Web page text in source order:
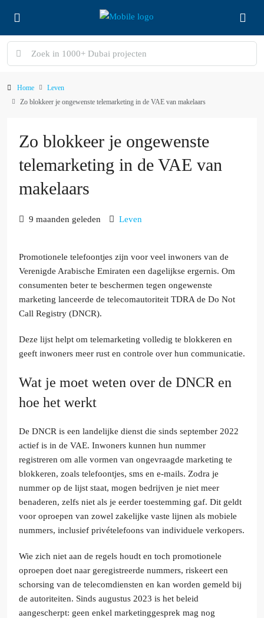
Home
Leven
Zo blokkeer je ongewenste telemarketing in de VAE van makelaars
Zo blokkeer je ongewenste
telemarketing in de VAE van
makelaars
9 maanden geleden Leven
Promotionele telefoontjes zijn voor veel inwoners van de
Verenigde Arabische Emiraten een dagelijkse ergernis. Om
consumenten beter te beschermen tegen ongewenste
marketing lanceerde de telecomautoriteit TDRA de Do Not
Call Registry (DNCR).
Deze lijst helpt om telemarketing volledig te blokkeren en
geeft inwoners meer rust en controle over hun communicatie.
Wat je moet weten over de DNCR en
hoe het werkt
De DNCR is een landelijke dienst die sinds september 2022
actief is in de VAE. Inwoners kunnen hun nummer
registreren om alle vormen van ongevraagde marketing te
blokkeren, zoals telefoontjes, sms en e-mails. Zodra je
nummer op de lijst staat, mogen bedrijven je niet meer
benaderen, zelfs niet als je eerder toestemming gaf. Dit geldt
voor oproepen van zowel zakelijke vaste lijnen als mobiele
nummers, inclusief privételefoons van individuele verkopers.
Wie zich niet aan de regels houdt en toch promotionele
oproepen doet naar geregistreerde nummers, riskeert een
schorsing van de telecomdiensten en kan worden gemeld bij
de autoriteiten. Sinds augustus 2023 is het beleid
aangescherpt: geen enkel marketinggesprek mag nog